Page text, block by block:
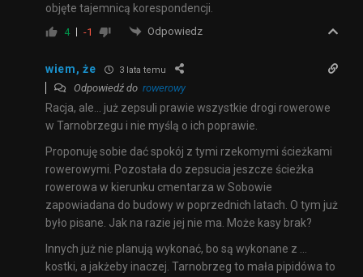
objęte tajemnicą korespondencji.
4 -1 Odpowiedz
wiem, że 3 lata temu
Odpowiedź do rowerowy
Racja, ale… już zepsuli prawie wszystkie drogi rowerowe
w Tarnobrzegu i nie myślą o ich poprawie.
Proponuję sobie dać spokój z tymi rzekomymi ścieżkami
rowerowymi. Pozostała do zepsucia jeszcze ścieżka
rowerowa w kierunku cmentarza w Sobowie
zapowiadana do budowy w poprzednich latach. O tym już
było pisane. Jak na razie jej nie ma. Może kasy brak?
Innych już nie planują wykonać, bo są wykonane z …
kostki, a jakżeby inaczej. Tarnobrzeg to mała pipidówa to